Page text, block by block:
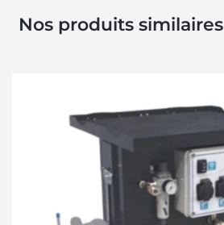
Nos produits similaires